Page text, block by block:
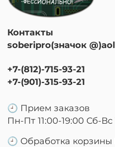
Контакты
soberipro(значок
+7-(812)-715-93-21
+7-(901)-315-93-21
🕘 Прием заказов
Пн-Пт 11:00-19:00 Сб-Вс
🕘 Обработка